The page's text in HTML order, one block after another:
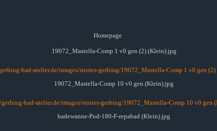
Homepage
19072_Mastella-Comp 1 v0 gen (2) (Klein).jpg
bad-atelier.de/images/stories-gerbing/19072_Mastella-Comp 1 v0 gen
19072_Mastella-Comp 10 v0 gen (Klein).jpg
bad-atelier.de/images/stories-gerbing/19072_Mastella-Comp 10 v0 gen
badewanne-Pod-180-F-repabad (Klein).jpg